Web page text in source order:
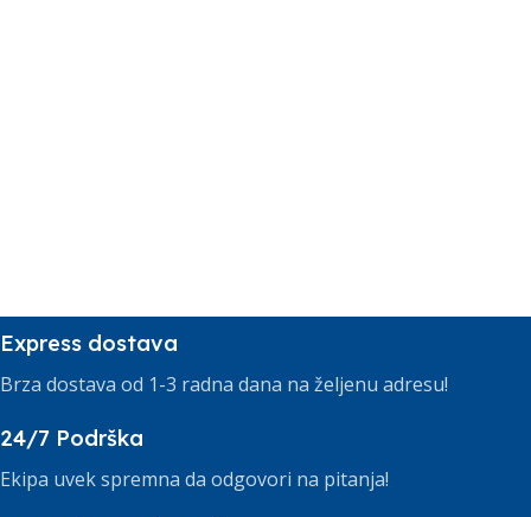
Express dostava
Brza dostava od 1-3 radna dana na željenu adresu!
24/7 Podrška
Ekipa uvek spremna da odgovori na pitanja!